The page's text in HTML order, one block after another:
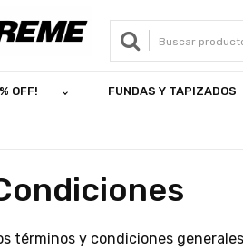
OFF! FUNDAS Y TAPIZADOS
términos y condiciones